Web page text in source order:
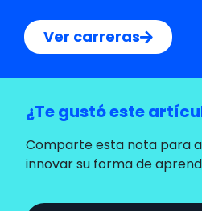
Ver carreras
¿Te gustó este
Comparte esta nota para
innovar su forma de